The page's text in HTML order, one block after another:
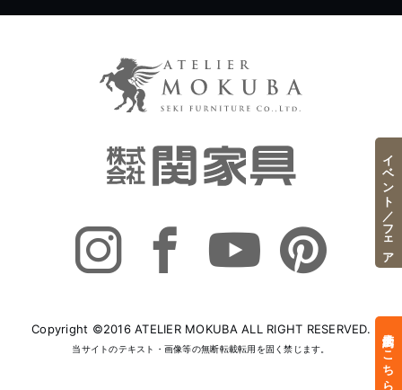
Copyright ©2016 ATELIER MOKUBA ALL RIGHT RESERVED.
当サイトのテキスト・画像等の無断転載転用を固く禁じます。 来店予約はこちら
イベント／フェア